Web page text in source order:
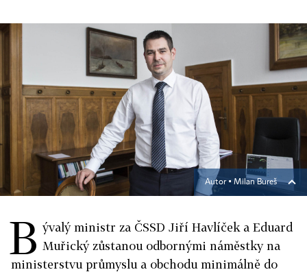
Autor ▪ Milan Bureš
B ývalý ministr za ČSSD Jiří Havlíček a Eduard
Muřický zůstanou odbornými náměstky na
ministerstvu průmyslu a obchodu minimálně do